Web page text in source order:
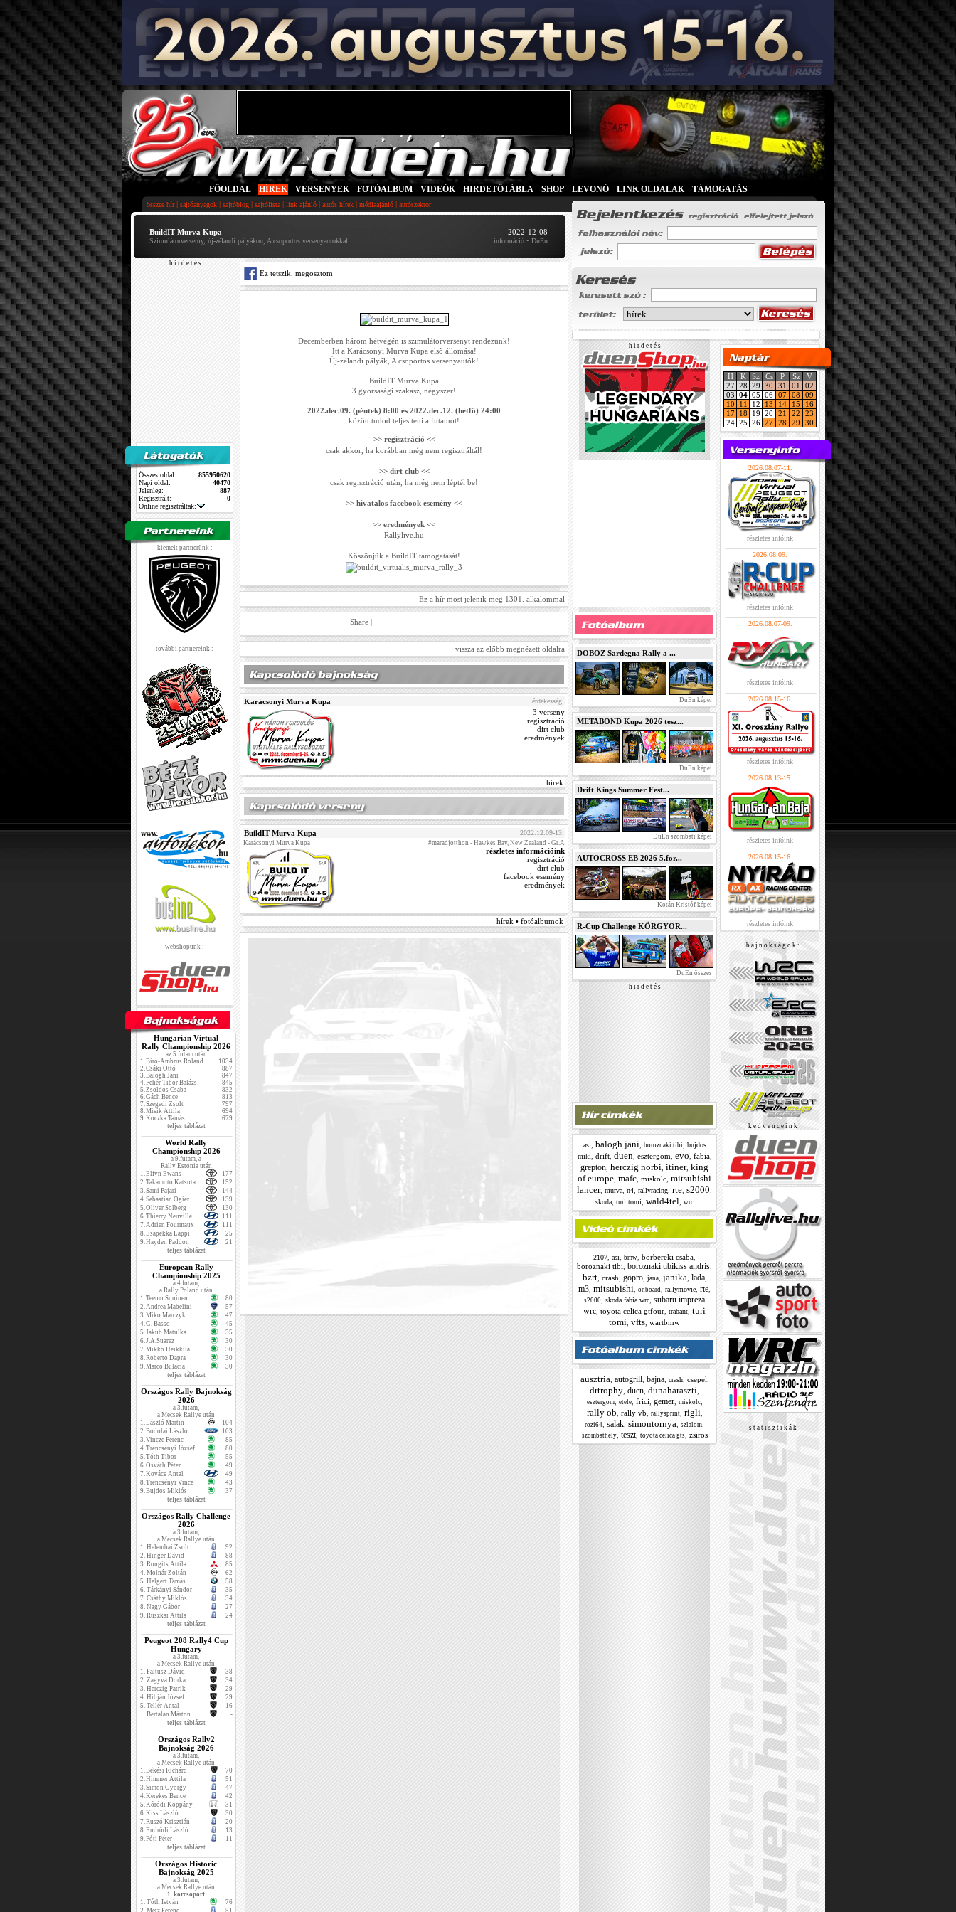
FŐOLDAL HÍREK VERSENYEK FOTÓALBUM VIDEÓK HIRDETŐTÁBLA SHOP LEVONÓ LINK OLDALAK TÁMOGATÁS
összes hír| sajtóanyagok | sajtóblog | sajtólista | link ajánló | autós hírek | médiaajánló | autószektor
BuildIT Murva Kupa
Szimulátorversemy, új-zélandi pályákon, A csoportos versenyautókkal
2022-12-08
információ • DuEn
h i r d e t é s
Összes oldal:
855950620
Napi oldal:
40470
Jelenleg:
887
Regisztrált:
0
Online regisztráltak:
kiemelt partnerünk :
további partnereink :
webshopunk :
Hungarian Virtual
Rally Championship 2026
az 5.futam után
1.Biró-Ambrus Roland
1034
2.Csáki Ottó
887
3.Balogh Jani
847
4.Fehér Tibor Balázs
845
5.Zsoldos Csaba
832
6.Gách Bence
813
7.Szegedi Zsolt
797
8.Misik Attila
694
9.Koczka Tamás 679
teljes táblázat
World Rally
Championship 2026
a 9.futam, a
Rally Estonia után
1.Elfyn Ewans
177
2.Takamoto Katsuta
152
3.Sami Pajari
144
4.Sebastian Ogier
139
5.Oliver Solberg
130
6.Thierry Neuville
111
7.Adrien Fourmaux
111
8.Esapekka Lappi
25
9.Hayden Paddon 21
teljes táblázat
European Rally
Championship 2025
a 4.futam,
a Rally Poland után
1.Teemu Suninen
80
2.Andrea Mabelini
57
3.Miko Marczyk
47
4.G. Basso
45
5.Jakub Matulka
35
6.J.A.Suarez
30
7.Mikko Heikkila
30
8.Roberto Dapra
30
9.Marco Bulacia 30
teljes táblázat
Országos Rally Bajnokság
2026
a 3.futam,
a Mecsek Rallye után
1.László Martin
104
2.Bodolai László
103
3.Vincze Ferenc
85
4.Trencsényi József
80
5.Tóth Tibor
55
6.Osváth Péter
49
7.Kovács Antal
49
8.Trencsényi Vince
43
9.Bujdos Miklós 37
teljes táblázat
Országos Rally Challenge
2026
a 3.futam,
a Mecsek Rallye után
1. Helembai Zsolt
92
2. Hinger Dávid
88
3. Rongits Attila
85
4. Molnár Zoltán
62
5. Helgert Tamás
58
6. Tárkányi Sándor
35
7. Csáthy Miklós
34
8. Nagy Gábor
27
9. Ruszkai Attila 24
teljes táblázat
Peugeot 208 Rally4 Cup
Hungary
a 3.futam,
a Mecsek Rallye után
1. Faltusz Dávid
38
2. Zagyva Dorka
34
3. Herczig Patrik
29
4. Hibján József
29
5. Tellér Antal
16
Bertalan Márton
-
teljes táblázat
Országos Rally2
Bajnokság 2026
a 3.futam,
a Mecsek Rallye után
1.Békési Richárd
70
2.Himmer Attila
51
3.Simon György
47
4.Kerekes Bence
42
5.Kóródi Koppány
31
6.Kiss László
30
7.Ruszó Krisztián
20
8.Endrődi László
13
9.Fóti Péter 11
teljes táblázat
Országos Historic
Bajnokság 2025
a 3.futam,
a Mecsek Rallye után
1. korcsoport
1. Tóth István
76
2. Metz Ferenc 51
Ez tetszik, megosztom
Decemberben három hétvégén is szimulátorversenyt rendezünk!
Itt a Karácsonyi Murva Kupa első állomása!
Új-zélandi pályák, A csoportos versenyautók!
BuildIT Murva Kupa
3 gyorsasági szakasz, négyszer!
2022.dec.09. (péntek) 8:00 és 2022.dec.12. (hétfő) 24:00
között tudod teljesíteni a futamot!
>> regisztráció <<
csak akkor, ha korábban még nem regisztráltál!
>> dirt club <<
csak regisztráció után, ha még nem léptél be!
>> hivatalos facebook esemény <<
>> eredmények <<
Rallylive.hu
Köszönjük a BuildIT támogatását!
Ez a hír most jelenik meg 1301. alkalommal
Share |
vissza az előbb megnézett oldalra
Karácsonyi Murva Kupa érdekesség.
3 verseny
regisztráció
dirt club
eredmények
hírek
BuildIT Murva Kupa 2022.12.09-13.
Karácsonyi Murva Kupa #maradjotthon - Hawkes Bay, New Zealand - Gr.A
részletes információink
regisztráció
dirt club
facebook esemény
eredmények
hírek • fotóalbumok
h i r d e t é s
DOBOZ Sardegna Rally a ...
DuEn képei
METABOND Kupa 2026 tesz...
DuEn képei
Drift Kings Summer Fest...
DuEn szombati képei
AUTOCROSS EB 2026 5.for...
Kotán Kristóf képei
R-Cup Challenge KÖRGYOR...
DuEn összes
h i r d e t é s
asi balogh jani boroznaki tibi
bujdos
miki
drift, duen esztergom evo fabia,
grepton herczig norbi itiner, king
of europe mafc miskolc mitsubishi
lancer, murva n4 rallyracing rte s2000
skoda turi tomi wald4tel wrc
2107 asi bmw borbereki csaba
boroznaki tibi boroznaki tibikiss andris
bzrt, crash gopro, jana, janika lada,
m3 mitsubishi onboard rallymovie rte
s2000 skoda fabia wrc subaru impreza
wrc toyota celica gtfour trabant turi
tomi vfts wartbmw
ausztria autogrill bajna, crash, csepel
drtrophy duen dunaharaszti
esztergom, etele, frici gemer, miskolc,
rally ob rally vb rallysprint, rigli
rozi64 salak simontornya szlalom
szombathely, teszt, toyota celica gts, zsiros
H K Sz Cs P Sz
V
27 28 29 30 31 01
02
03 04 05 06 07 08
09
10
11 12 13 14 15
16
17
18 19 20 21 22
23
24 25 26 27 28 29 30
2026.08.07-11.
részletes infóink
2026.08.09.
részletes infóink
2026.08.07-09.
részletes infóink
2026.08.15-16.
részletes infóink
2026.08.13-15.
részletes infóink
2026.08.15-16.
részletes infóink
b a j n o k s á g o k :
k e d v e n c e i n k
s t a t i s z t i k á k